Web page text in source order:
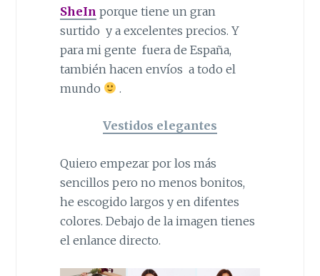
SheIn porque tiene un gran
surtido y a excelentes precios. Y
para mi gente fuera de España,
también hacen envíos a todo el
mundo
.
Vestidos elegantes
Quiero empezar por los más
sencillos pero no menos bonitos,
he escogido largos y en difentes
colores. Debajo de la imagen tienes
el enlance directo.